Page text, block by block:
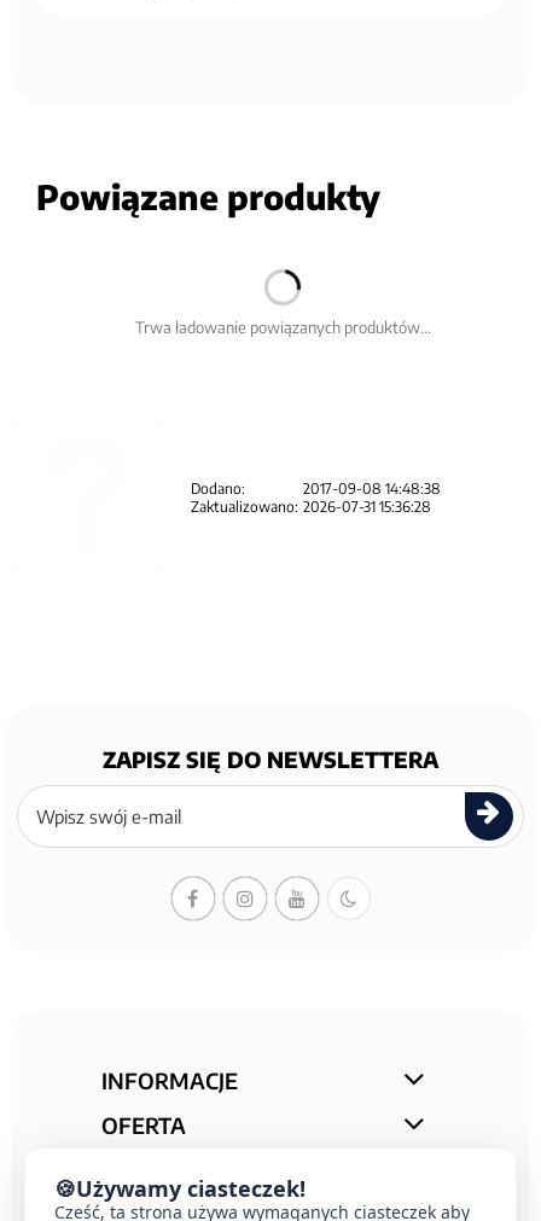
Powiązane produkty
Trwa ładowanie powiązanych produktów...
Dodano:
2017-09-08 14:48:38
Zaktualizowano: 2026-07-31 15:36:28
ZAPISZ SIĘ DO NEWSLETTERA
Zapisz
się
newslettera
INFORMACJE
OFERTA
KONTAKT
🍪Używamy ciasteczek!
Cześć, ta strona używa wymaganych ciasteczek aby